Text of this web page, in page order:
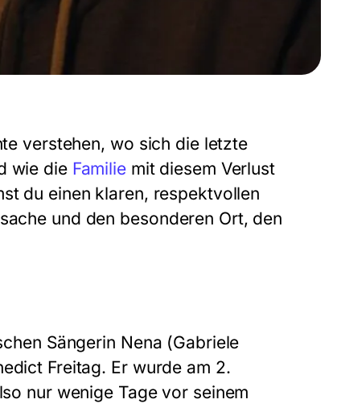
verstehen, wo sich die letzte
wie die Familiemit diesem Verlust
du einen klaren, respektvollen
und den besonderen Ort, den
Sängerin Nena (Gabriele
Freitag. Er wurde am 2.
nur wenige Tage vor seinem